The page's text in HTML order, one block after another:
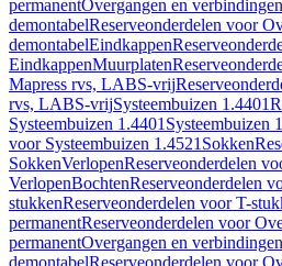
permanentOvergangen en
demontabelReserveonderdelen voor
demontabelEindkappen
EindkappenMuurplaten
Mapress rvs, LABS-vrij
rvs, LABS-vrijSysteembuizen 1.4401
Systeembuizen 1.4401 Systeembuizen
voor Systeembuizen 1.4521 Sokken
SokkenVerlopenReserveonderdelen
VerlopenBochtenReserveonderdelen
stukkenReserveonderdelen voor T-
permanentReserveonderdelen voor
permanentOvergangen en
demontabelReserveonderdelen voor